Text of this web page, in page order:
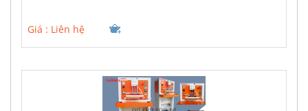
Giá : Liên hệ